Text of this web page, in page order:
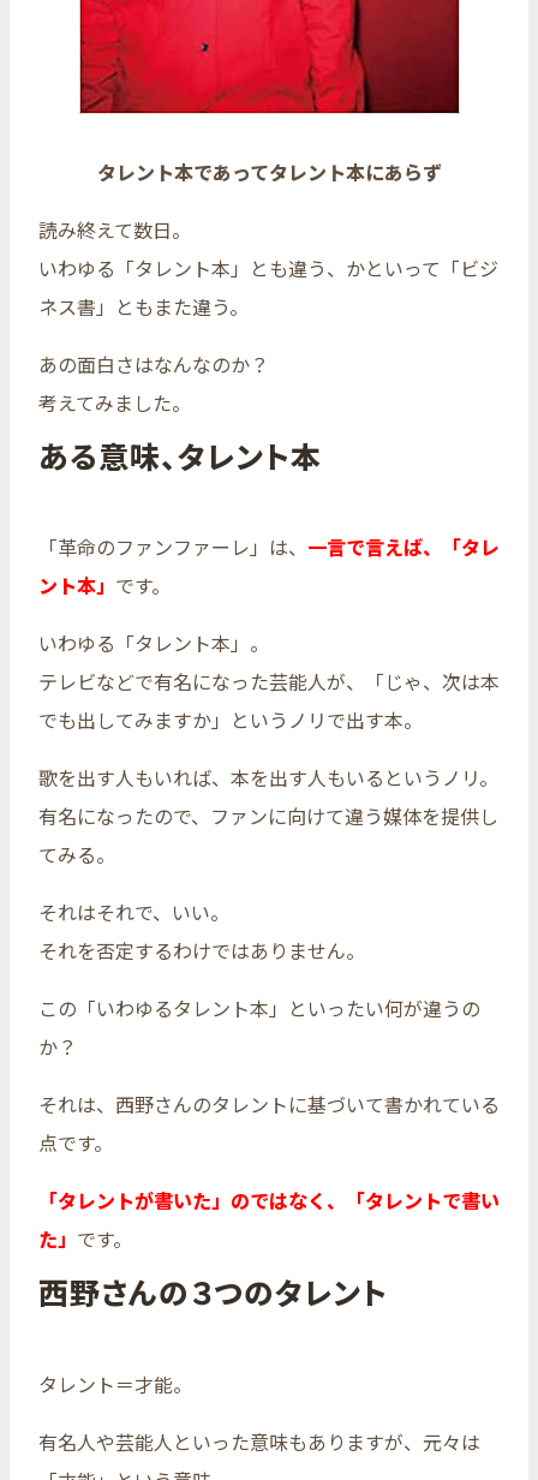
タレント本であってタレント本にあらず
読み終えて数日。
いわゆる「タレント本」とも違う、かといって「ビジ
ネス書」ともまた違う。
あの面白さはなんなのか？
考えてみました。
ある意味、タレント本
「革命のファンファーレ」は、 一言で言えば、「タレ
ント本」 です。
いわゆる「タレント本」。
テレビなどで有名になった芸能人が、「じゃ、次は本
でも出してみますか」というノリで出す本。
歌を出す人もいれば、本を出す人もいるというノリ。
有名になったので、ファンに向けて違う媒体を提供し
てみる。
それはそれで、いい。
それを否定するわけではありません。
この「いわゆるタレント本」といったい何が違うの
か？
それは、西野さんのタレントに基づいて書かれている
点です。
「タレントが書いた」のではなく、「タレントで書い
た」 です。
西野さんの３つのタレント
タレント＝才能。
有名人や芸能人といった意味もありますが、元々は